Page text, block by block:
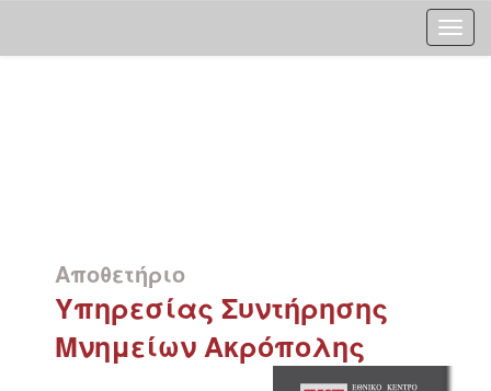
Αποθετήριο
Υπηρεσίας Συντήρησης
Μνημείων Ακρόπολης